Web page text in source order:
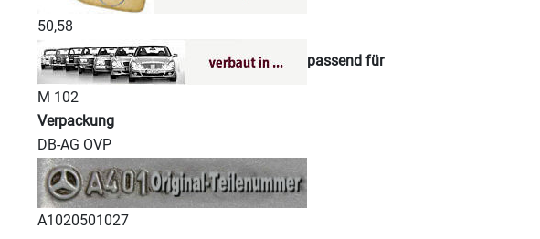
50,58
passend für
M 102
Verpackung
DB-AG OVP
A1020501027